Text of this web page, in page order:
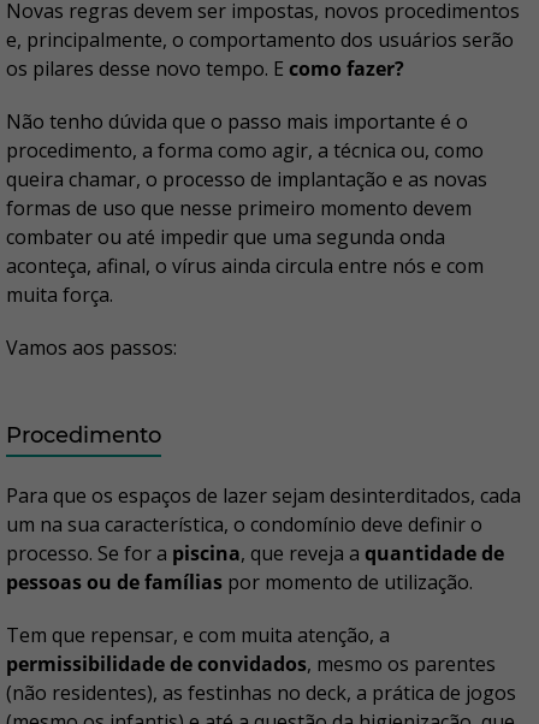
Novas regras devem ser impostas, novos procedimentos
e, principalmente, o comportamento dos usuários serão
os pilares desse novo tempo. E como fazer?
Não tenho dúvida que o passo mais importante é o
procedimento, a forma como agir, a técnica ou, como
queira chamar, o processo de implantação e as novas
formas de uso que nesse primeiro momento devem
combater ou até impedir que uma segunda onda
aconteça, afinal, o vírus ainda circula entre nós e com
muita força.
Vamos aos passos:
Procedimento
Para que os espaços de lazer sejam desinterditados, cada
um na sua característica, o condomínio deve definir o
processo. Se for a piscina, que reveja a quantidade de
pessoas ou de famílias por momento de utilização.
Tem que repensar, e com muita atenção, a
permissibilidade de convidados, mesmo os parentes
(não residentes), as festinhas no deck, a prática de jogos